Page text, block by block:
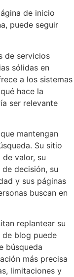
de inicio
puede seguir
de servicios
sólidas en
a los sistemas
hace la
ser relevante
mantengan
Su sitio
valor, su
decisión, su
y sus páginas
buscan en
replantear su
blog puede
búsqueda
más precisa
limitaciones y